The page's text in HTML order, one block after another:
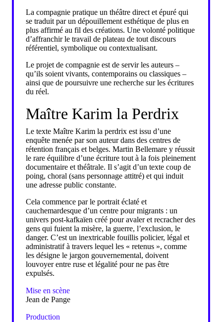
La compagnie pratique un théâtre direct et épuré qui
se traduit par un dépouillement esthétique de plus en
plus affirmé au fil des créations. Une volonté politique
d’affranchir le travail de plateau de tout discours
référentiel, symbolique ou contextualisant.
Le projet de compagnie est de servir les auteurs –
qu’ils soient vivants, contemporains ou classiques –
ainsi que de poursuivre une recherche sur les écritures
du réel.
Maître Karim la Perdrix
Le texte Maître Karim la perdrix est issu d’une
enquête menée par son auteur dans des centres de
rétention français et belges. Martin Bellemare y réussit
le rare équilibre d’une écriture tout à la fois pleinement
documentaire et théâtrale. Il s’agit d’un texte coup de
poing, choral (sans personnage attitré) et qui induit
une adresse public constante.
Cela commence par le portrait éclaté et
cauchemardesque d’un centre pour migrants : un
univers post-kafkaïen créé pour avaler et recracher des
gens qui fuient la misère, la guerre, l’exclusion, le
danger. C’est un inextricable fouillis policier, légal et
administratif à travers lequel les « retenus », comme
les désigne le jargon gouvernemental, doivent
louvoyer entre ruse et légalité pour ne pas être
expulsés.
Mise en scène
Jean de Pange
Production